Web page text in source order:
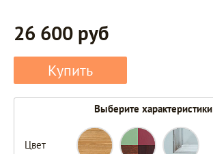
26 600 руб
Купить
Выберите характеристики
Цвет